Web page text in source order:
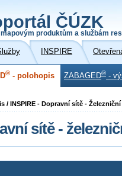
ČÚZK
produktům a službám
INSPIRE
® - polohopis ZABAGED® -
/ INSPIRE - Dopravní sítě -
sítě -